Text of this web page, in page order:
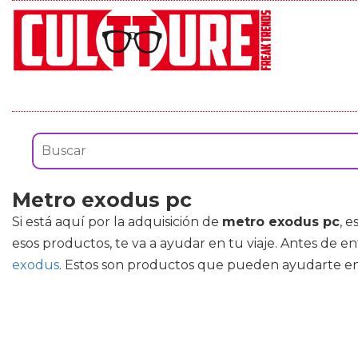
Metro exodus pc
Si está aquí por la adquisición de metro exodus pc,
esos productos, te va a ayudar en tu viaje. Antes de
exodus. Estos son productos que pueden ayudarte